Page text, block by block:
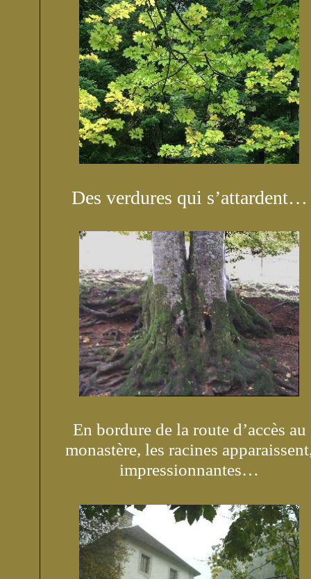
Des verdures qui s’attardent…
En bordure de la route d’accès au
monastère, les racines
impressionnantes…